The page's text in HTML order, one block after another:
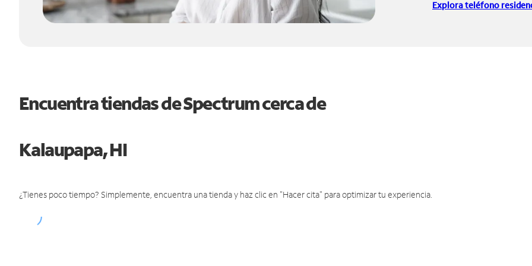
Explora teléfono
Encuentra tiendas de Spectrum cerca de
Kalaupapa, HI
¿Tienes poco tiempo? Simplemente, encuentra una tienda y haz clic en "Hacer cita" para optimizar tu experiencia.